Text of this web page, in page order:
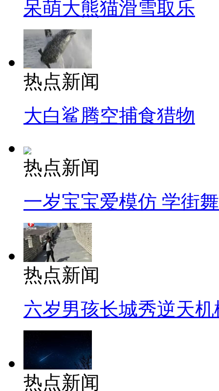
呆萌大熊猫滑雪取乐
热点新闻
大白鲨腾空捕食猎物
热点新闻
一岁宝宝爱模仿 学街
热点新闻
六岁男孩长城秀逆天机
热点新闻